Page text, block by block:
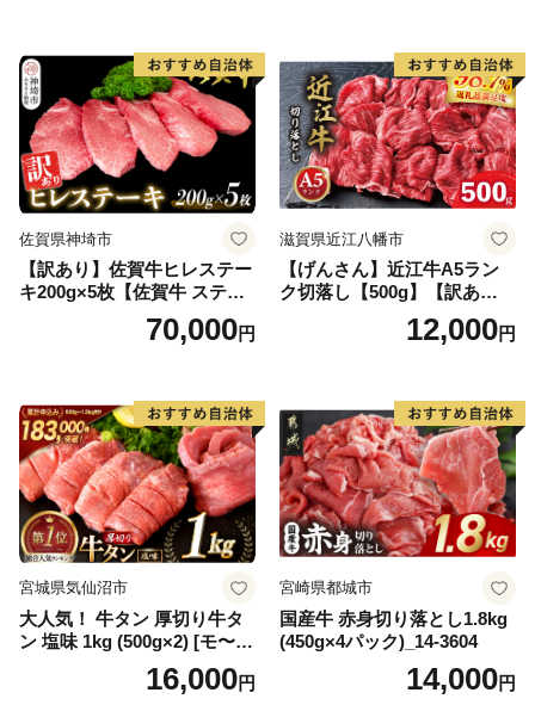
気】(H083106)
佐賀県神埼市
【訳あり】佐賀牛ヒレステー
キ200g×5枚【佐賀牛 ステー
キ ブランド肉 ヒレ肉 フィレ
肉 ジューシー ヘルシー】(H0
70,000円
滋賀県近江八幡市
【げんさん】近江牛A5ラン
ク切落し【500g】【訳あり】
12,000円
宮城県気仙沼市
大人気！ 牛タン 厚切り牛タ
ン 塩味 1kg (500g×2) [モ〜ラ
ンド 宮城県 気仙沼市 205646
60] 肉 牛肉 精肉 牛たん 牛タ
16,000円
宮崎県都城市
国産牛 赤身切り落とし1.8kg
(450g×4パック)_14-3604
14,000円